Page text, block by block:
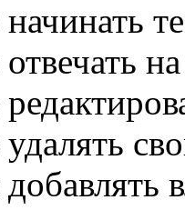
начинать
отвечать
удалять
добавлять